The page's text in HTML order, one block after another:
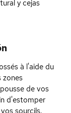
y cejas
à l'aide du
zones
de vos
d'estomper
sourcils.